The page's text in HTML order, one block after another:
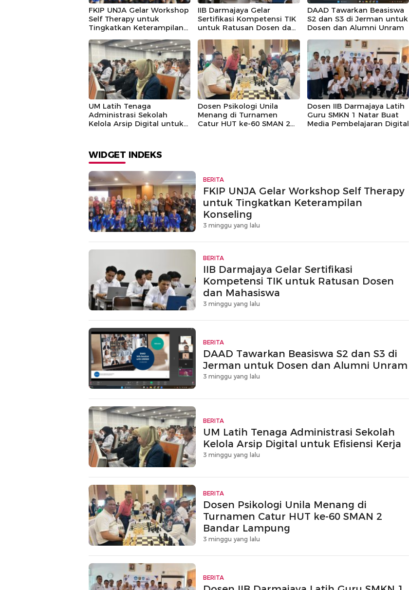
FKIP UNJA Gelar Workshop
Self Therapy untuk
Tingkatkan Keterampilan
IIB Darmajaya Gelar
Sertifikasi Kompetensi TIK
untuk Ratusan Dosen dan
DAAD Tawarkan Beasiswa
S2 dan S3 di Jerman untuk
Dosen dan Alumni Unram
UM Latih Tenaga
Administrasi Sekolah
Kelola Arsip Digital untuk
Dosen Psikologi Unila
Menang di Turnamen
Catur HUT ke-60 SMAN 2
Dosen IIB Darmajaya Latih
Guru SMKN 1 Natar Buat
Media Pembelajaran Digital
WIDGET INDEKS
BERITA
FKIP UNJA Gelar Workshop Self Therapy
untuk Tingkatkan Keterampilan
Konseling
3 minggu yang lalu
BERITA
IIB Darmajaya Gelar Sertifikasi
Kompetensi TIK untuk Ratusan Dosen
dan Mahasiswa
3 minggu yang lalu
BERITA
DAAD Tawarkan Beasiswa S2 dan S3 di
Jerman untuk Dosen dan Alumni Unram
3 minggu yang lalu
BERITA
UM Latih Tenaga Administrasi Sekolah
Kelola Arsip Digital untuk Efisiensi Kerja
3 minggu yang lalu
BERITA
Dosen Psikologi Unila Menang di
Turnamen Catur HUT ke-60 SMAN 2
Bandar Lampung
3 minggu yang lalu
BERITA